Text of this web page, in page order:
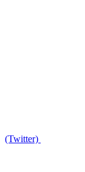
(Twitter)